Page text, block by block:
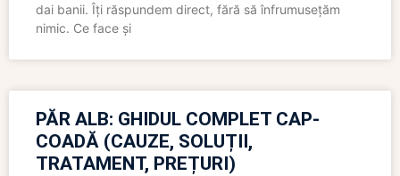
dai banii. Îți răspundem direct, fără să înfrumusețăm
nimic. Ce face și
PĂR ALB: GHIDUL COMPLET CAP-
COADĂ (CAUZE, SOLUȚII,
TRATAMENT, PREȚURI)